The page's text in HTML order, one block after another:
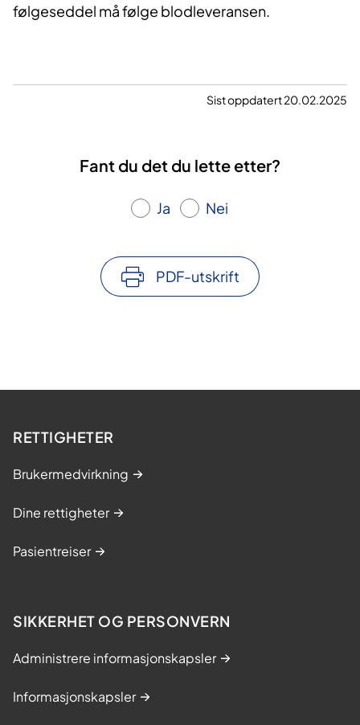
følgeseddel må følge blodleveransen.
Sist oppdatert 20.02.2025
Fant du det du lette etter?
Ja Nei
PDF-utskrift
RETTIGHETER
Brukermedvirkning
Dine rettigheter
Pasientreiser
SIKKERHET OG PERSONVERN
Administrere informasjonskapsler
Informasjonskapsler